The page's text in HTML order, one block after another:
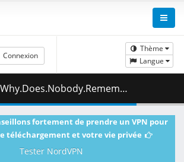
Thème
Langue
Connexion
DL.JPN.DDP2.0.H.264.MSubs-ToonsHub.mkv.001 ( 429.26 MB )
fortement de prendre un VPN pour
téléchargement et votre vie privée
Tester NordVPN